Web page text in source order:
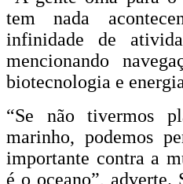
tem nada
infinidade de
mencionando
biotecnologia e
“Se não tivermos
marinho, podemos
importante contra a
é o oceano”, adverte.